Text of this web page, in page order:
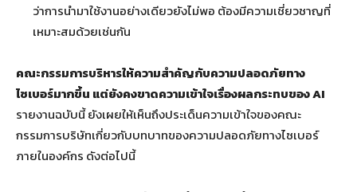
ว่าการนำมาใช้งานอย่างเดียวยังไม่พอ ต้องมีความเชี่ยวชาญที่
เหมาะสมด้วยเช่นกัน
คณะกรรมการบริหารให้ความสำคัญกับความปลอดภัยทาง
ไซเบอร์มากขึ้น แต่ยังคงขาดความเข้าใจเรื่องผลกระทบของAI
รายงานฉบับนี้ ยังเผยให้เห็นถึงประเด็นความเข้าใจของคณะ
กรรมการบริษัทเกี่ยวกับบทบาทของความปลอดภัยทางไซเบอร์
ภายในองค์กร ดังต่อไปนี้